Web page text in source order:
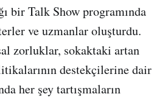
bir Talk Show programında
ve uzmanlar oluşturdu.
zorluklar, sokaktaki artan
destekçilerine dair
her şey tartışmaların